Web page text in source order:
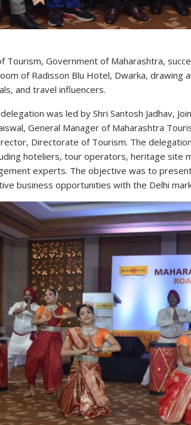
Tourism, Government of Maharashtra,
of Radisson Blu Hotel, Dwarka,
and travel influencers.
was led by Shri Santosh Jadhav,
General Manager of Maharashtra
Directorate of Tourism. The
hoteliers, tour operators, heritage site
experts. The objective was to
business opportunities with the Delhi